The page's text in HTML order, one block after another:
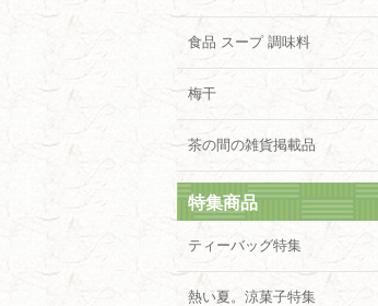
食品 スープ 調味料
梅干
茶の間の雑貨掲載品
特集商品
ティーバッグ特集
熱い夏。涼菓子特集